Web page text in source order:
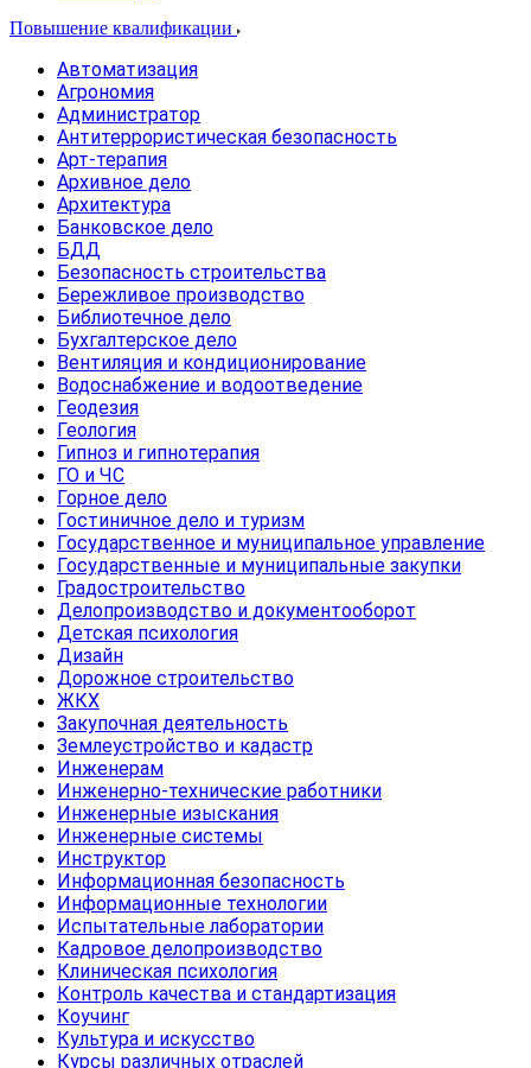
Повышение квалификации
Автоматизация
Агрономия
Администратор
Антитеррористическая безопасность
Арт-терапия
Архивное дело
Архитектура
Банковское дело
БДД
Безопасность строительства
Бережливое производство
Библиотечное дело
Бухгалтерское дело
Вентиляция и кондиционирование
Водоснабжение и водоотведение
Геодезия
Геология
Гипноз и гипнотерапия
ГО и ЧС
Горное дело
Гостиничное дело и туризм
Государственное и муниципальное управление
Государственные и муниципальные закупки
Градостроительство
Делопроизводство и документооборот
Детская психология
Дизайн
Дорожное строительство
ЖКХ
Закупочная деятельность
Землеустройство и кадастр
Инженерам
Инженерно-технические работники
Инженерные изыскания
Инженерные системы
Инструктор
Информационная безопасность
Информационные технологии
Испытательные лаборатории
Кадровое делопроизводство
Клиническая психология
Контроль качества и стандартизация
Коучинг
Культура и искусство
Курсы различных отраслей